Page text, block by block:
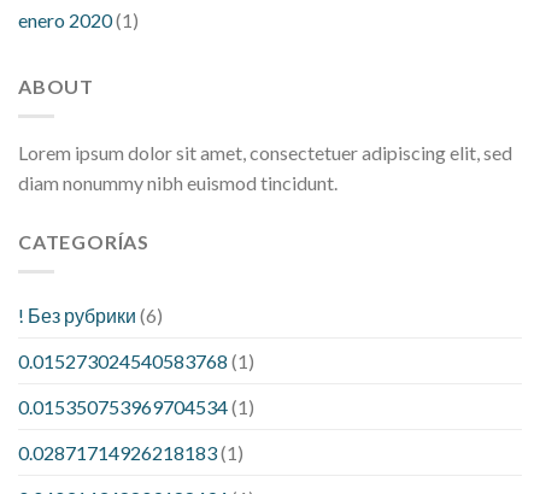
enero 2020(1)
ABOUT
Lorem ipsum dolor sit amet, consectetuer adipiscing elit, sed
diam nonummy nibh euismod tincidunt.
CATEGORÍAS
! Без рубрики (6)
0.015273024540583768 (1)
0.015350753969704534(1)
0.02871714926218183(1)